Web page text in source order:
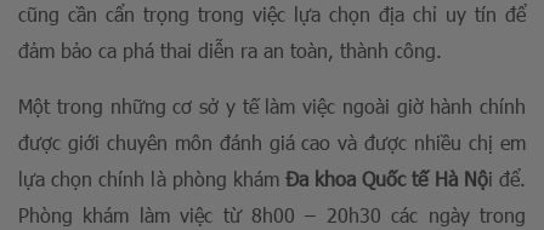
cũng cần cẩn trọng trong việc lựa chọn địa chỉ uy tín để
đảm bảo ca phá thai diễn ra an toàn, thành công.
Một trong những cơ sở y tế làm việc ngoài giờ hành chính
được giới chuyên môn đánh giá cao và được nhiều chị em
lựa chọn chính là phòng khám Đa khoa Quốc tế Hà Nội để.
Phòng khám làm việc từ 8h00 – 20h30 các ngày trong